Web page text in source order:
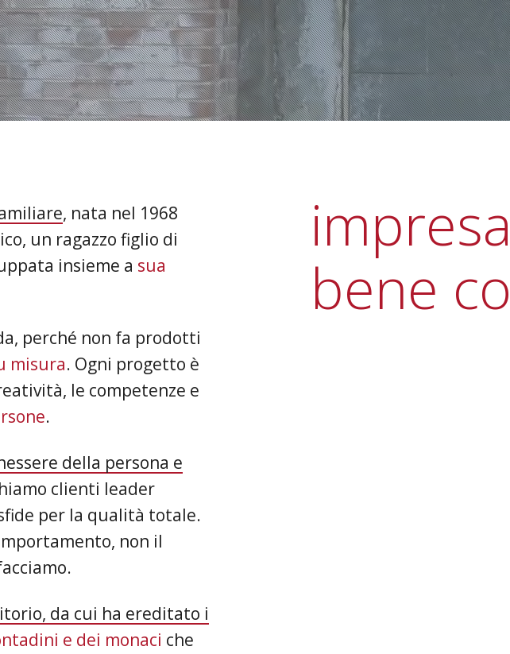
, nata nel 1968
un ragazzo figlio di
insieme a sua
perché non fa prodotti
misura. Ogni progetto è
le competenze e
.
della persona e
clienti leader
per la qualità totale.
non il
da cui ha ereditato i
e dei monaci che
bene